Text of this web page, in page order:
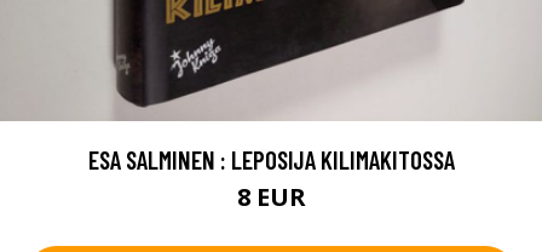
ESA SALMINEN : LEPOSIJA KILIMAKITOSSA
8 EUR